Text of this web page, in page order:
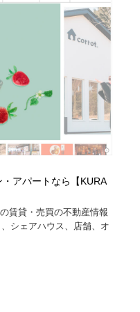
・木材
木材
38
59
4
アミューズメン
アミューズメン
23
家
本家
58
アパートなら【KURA
賃貸・売買の不動産情報
シェアハウス、店舗、オ